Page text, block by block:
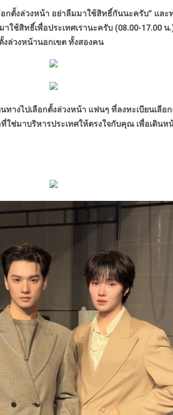
ตั้งล่วงหน้า อย่าลืมมาใช้สิทธิ์กันนะครับ” และ
ใช้สิทธิ์เพื่อประเทศเรานะครับ (08.00-17.00
งล่วงหน้านอกเขต ทั้งสองคน
ไปเลือกตั้งล่วงหน้า แฟนๆ ที่ลงทะเบียนเลือก
ช่มาบริหารประเทศให้ตรงใจกับคุณ เพื่อเดินห